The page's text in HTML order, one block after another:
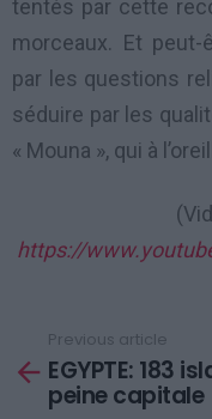
tentés par cette
morceaux. Et
par les questions
séduire par les
« Mouna », qui à
https://
more
Previous article
EGYPTE: 183
peine capitale